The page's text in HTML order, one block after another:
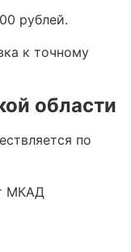
рублей.
к точному
области
по
МКАД